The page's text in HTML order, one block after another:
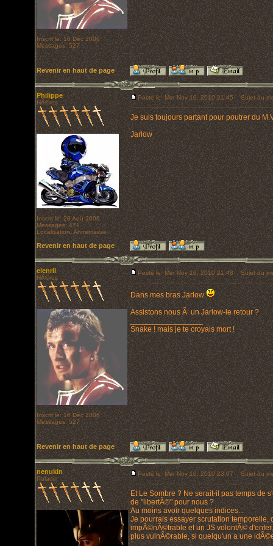
Inscrit le: 16 Déc 2006
Messages: 527
Revenir en haut de page
Philippe
HÃ©ros
Inscrit le: 28 Aoû 2006
Messages: 471
Localisation: Annemasse
Posté le: Mer Nov 10, 2010 21:45 Sujet du
Je suis toujours partant pour poutrer du
Jarlow
Revenir en haut de page
elenril
HÃ©ros
Inscrit le: 16 Déc 2006
Messages: 527
Posté le: Mer Nov 10, 2010 21:48 Sujet du
Dans mes bras Jarlow
Assistons nous Ã un Jarlow-le retour ?
_________________
Snake ! mais je te croyais mort !
Revenir en haut de page
nenukin
Paladin
Posté le: Mer Nov 10, 2010 23:07 Sujet du
Et Le Sombre ? Ne serait-il pas temps de
de "libertÃ©" pour nous ?
Au moins avoir quelques indices...
Je pourrais essayer scrutation temporelle,
impÃ©nÃ©trable et un JS volontÃ©
plus vulnÃ©rable, si quelqu'un a une